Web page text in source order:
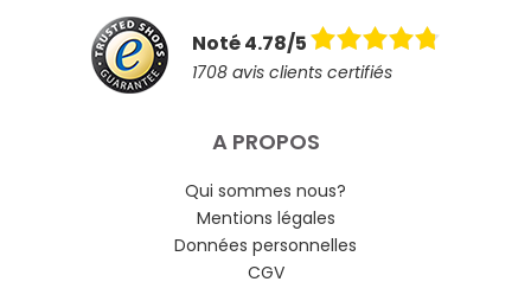
Noté 4.78/5
1708 avis clients certifiés
A PROPOS
Qui sommes nous?
Mentions légales
Données personnelles
CGV